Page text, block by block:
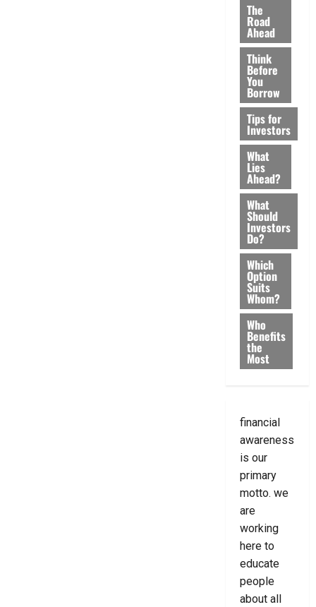
The
Road
Ahead
Think
Before
You
Borrow
Tips for
Investors
What
Lies
Ahead?
What
Should
Investors
Do?
Which
Option
Suits
Whom?
Who
Benefits
the
Most
financial
awareness
is our
primary
motto. we
are
working
here to
educate
people
about all